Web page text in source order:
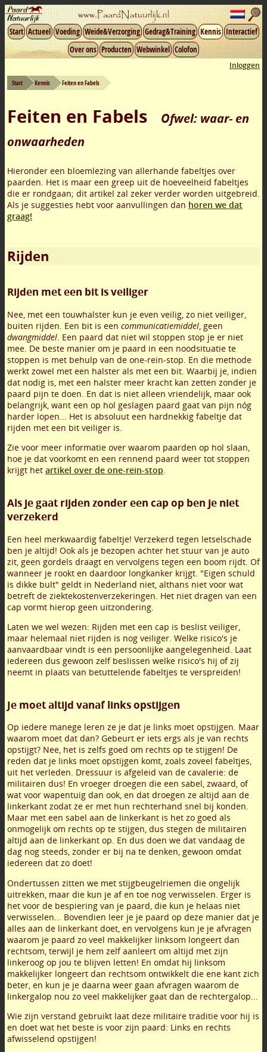
Start Actueel Voeding Weide&Verzorging Gedrag&Training Kennis Interactief
Over ons Producten Webwinkel Colofon
Inloggen
Start Kennis Feiten en Fabels
Feiten en Fabels
Ofwel: waar- en
onwaarheden
Hieronder een bloemlezing van allerhande fabeltjes over
paarden. Het is maar een greep uit de hoeveelheid fabeltjes
die er rondgaan; dit artikel zal zeker verder worden uitgebreid.
Als je suggesties hebt voor aanvullingen dan horen we dat
graag!
Rijden
Rijden met een bit is veiliger
Nee, met een touwhalster kun je even veilig, zo niet veiliger,
buiten rijden. Een bit is een communicatiemiddel , geen
dwangmiddel . Een paard dat niet wil stoppen stop je er niet
mee. De beste manier om je paard in een noodsituatie te
stoppen is met behulp van de one-rein-stop. En die methode
werkt zowel met een halster als met een bit. Waarbij je, indien
dat nodig is, met een halster meer kracht kan zetten zonder je
paard pijn te doen. En dat is niet alleen vriendelijk, maar ook
belangrijk, want een op hol geslagen paard gaat van pijn nóg
harder lopen... Het is absoluut een hardnekkig fabeltje dat
rijden met een bit veiliger is.
Zie voor meer informatie over waarom paarden op hol slaan,
hoe je dat voorkomt en een rennend paard weer tot stoppen
krijgt het artikel over de one-rein-stop.
Als je gaat rijden zonder een cap op ben je niet
verzekerd
Een heel merkwaardig fabeltje! Verzekerd tegen letselschade
ben je altijd! Ook als je bezopen achter het stuur van je auto
zit, geen gordels draagt en vervolgens tegen een boom rijdt. Of
wanneer je rookt en daardoor longkanker krijgt. "Eigen schuld
is dikke bult" geldt in Nederland niet, althans niet voor wat
betreft de ziektekostenverzekeringen. Het niet dragen van een
cap vormt hierop geen uitzondering.
Laten we wel wezen: Rijden met een cap is beslist veiliger,
maar helemaal niet rijden is nog veiliger. Welke risico's je
aanvaardbaar vindt is een persoonlijke aangelegenheid. Laat
iedereen dus gewoon zelf beslissen welke risico's hij of zij
neemt in plaats van betuttelende fabeltjes te verspreiden!
Je moet altijd vanaf links opstijgen
Op iedere manege leren ze je dat je links moet opstijgen. Maar
waarom moet dat dan? Gebeurt er iets ergs als je van rechts
opstijgt? Nee, het is zelfs goed om rechts op te stijgen! De
reden dat je links moet opstijgen komt, zoals zoveel fabeltjes,
uit het verleden. Dressuur is afgeleid van de cavalerie: de
militairen dus! En vroeger droegen die een sabel, zwaard, of
wat voor wapentuig dan ook, en dat droegen ze altijd aan de
linkerkant zodat ze er met hun rechterhand snel bij konden.
Maar met een sabel aan de linkerkant is het zo goed als
onmogelijk om rechts op te stijgen, dus stegen de militairen
altijd aan de linkerkant op. En dus doen we dat vandaag de
dag nog steeds, zonder er bij na te denken, gewoon omdat
iedereen dat zo doet!
Ondertussen zitten we met stijgbeugelriemen die ongelijk
uitrekken, maar die kun je af en toe nog verwisselen. Erger is
het voor de bespiering van je paard, die kun je helaas niet
verwisselen... Bovendien leer je je paard op deze manier dat je
alles aan de linkerkant doet, en vervolgens kun je je afvragen
waarom je paard zo veel makkelijker linksom longeert dan
rechtsom, terwijl je hem zelf aanleert om altijd met zijn
linkeroog op jou te blijven letten! En omdat hij linksom
makkelijker longeert dan rechtsom ontwikkelt die ene kant zich
beter, en kun je je daarna weer gaan afvragen waarom de
linkergalop nou zo veel makkelijker gaat dan de rechtergalop...
Wie zijn verstand gebruikt laat deze militaire traditie voor hij is
en doet wat het beste is voor zijn paard: Links en rechts
afwisselend opstijgen!